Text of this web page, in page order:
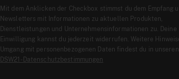
Mit dem Anklicken der Checkbox stimmst du dem Empfang
Newsletters mit Informationen zu aktuellen Produkten,
Dienstleistungen und Unternehmensinformationen zu. Deine
Einwilligung kannst du jederzeit widerrufen. Weitere
Umgang mit personenbezogenen Daten findest du in unseren
DSW21-Datenschutzbestimmungen